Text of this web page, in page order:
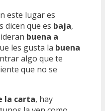
este lugar es
dicen que es baja,
buena a
les gusta la buena
algo que te
que no se
la carta, hay